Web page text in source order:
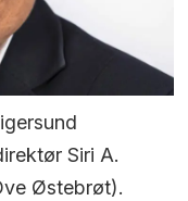
Siri A.
Østebrøt).